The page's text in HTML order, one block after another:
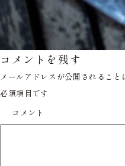
コメントを残す
メールアドレスが公開されること
必須項目です
コメント